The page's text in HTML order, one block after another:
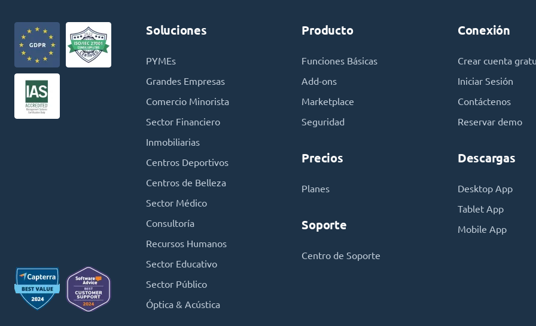
Soluciones
PYMEs
Grandes Empresas
Comercio Minorista
Sector Financiero
Inmobiliarias
Centros Deportivos
Centros de Belleza
Sector Médico
Consultoría
Recursos Humanos
Sector Educativo
Sector Público
Óptica & Acústica
Producto
Funciones Básicas
Add-ons
Marketplace
Seguridad
Precios
Planes
Soporte
Centro de Soporte
Conexión
Crear cuenta
Iniciar Sesión
Contáctenos
Reservar demo
Descargas
Desktop App
Tablet App
Mobile App